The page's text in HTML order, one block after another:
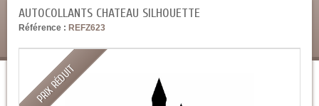
AUTOCOLLANTS CHATEAU SILHOUETTE
Référence : REFZ623
PRIX RÉDUIT